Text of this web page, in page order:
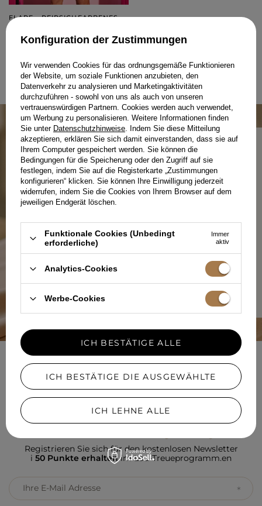
FLARE - PFIRSICHFARBENES
MINIKLEID MIT V-AUSSCHNITT,
ABNEHMBARER BROSCHE
XXS XS S M L
WEBSITE 1 AUS 1
PRODUKTION IN POLEN – WEIL
REGIONALITÄT ZÄHLT.
Bei Lou zählt jedes Detail – von der Qualität der
Stoffe über durchdachte Schnitte bis hin zur lokalen
Produktion. Wir fertigen mit Sorgfalt für Sie und
SELBSTBEWUSST KLEIDEN
Registrieren Sie sich für den kostenlosen Newsletter
i 50 Punkte erhaltenim Lou-Treueprogramm.en
Ihre E-Mail Adresse
Konfiguration der Zustimmungen
Wir verwenden Cookies für das ordnungsgemäße Funktionieren
der Website, um soziale Funktionen anzubieten, den
Datenverkehr zu analysieren und Marketingaktivitäten
durchzuführen - sowohl von uns als auch von unseren
vertrauenswürdigen Partnern. Cookies werden auch verwendet,
um Werbung zu personalisieren. Weitere Informationen finden
Sie unter Datenschutzhinweise. Indem Sie diese Mitteilung
akzeptieren, erklären Sie sich damit einverstanden, dass sie auf
Ihrem Computer gespeichert werden. Sie können die
Bedingungen für die Speicherung oder den Zugriff auf sie
festlegen, indem Sie auf die Registerkarte „Zustimmungen
konfigurieren“ klicken. Sie können Ihre Einwilligung jederzeit
widerrufen, indem Sie die Cookies von Ihrem Browser auf dem
jeweiligen Endgerät löschen.
Funktionale Cookies (Unbedingt
erforderliche)
Immer
aktiv
Analytics-Cookies
Werbe-Cookies
ICH BESTÄTIGE DIE AUSGEWÄHLTE
ICH LEHNE ALLE
ICH BESTÄTIGE ALLE